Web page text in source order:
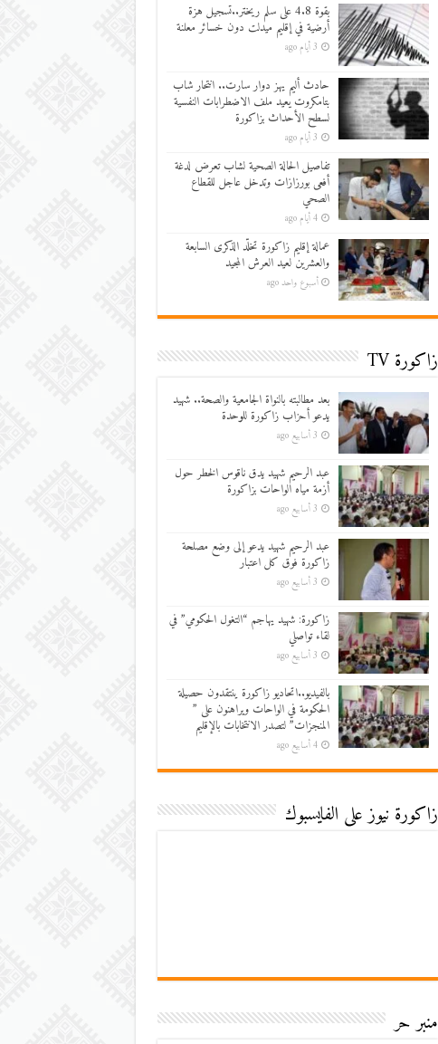
بقوة 4.8 على سلم ريختر..تسجيل هزة
أرضية في إقليم ميدلت دون خسائر معلنة
3 أيام ago
حادث أليم يهز دوار سارت.. انتحار شاب
بتامكروت يعيد ملف الاضطرابات النفسية
لسطح الأحداث بزاكورة
3 أيام ago
تفاصيل الحالة الصحية لشاب تعرض لدغة
أفعى بورزازات وتدخل عاجل للقطاع
الصحي
4 أيام ago
عمالة إقليم زاكورة تخلّد الذكرى السابعة
والعشرين لعيد العرش المجيد
أسبوع واحد ago
زاكورة TV
بعد مطالبته بالنواة الجامعية والصحة.. شهيد
يدعو أحزاب زاكورة للوحدة
3 أسابيع ago
عبد الرحيم شهيد يدق ناقوس الخطر حول
أزمة مياه الواحات بزاكورة
3 أسابيع ago
عبد الرحيم شهيد يدعو إلى وضع مصلحة
زاكورة فوق كل اعتبار
3 أسابيع ago
زاكورة: شهيد يهاجم “التغول الحكومي” في
لقاء تواصلي
3 أسابيع ago
بالفيديو..اتحاديو زاكورة ينتقدون حصيلة
الحكومة في الواحات ويراهنون على ”
المنجزات” لتصدر الانتخابات بالإقليم
4 أسابيع ago
زاكورة نيوز على الفايسبوك
منبر حر